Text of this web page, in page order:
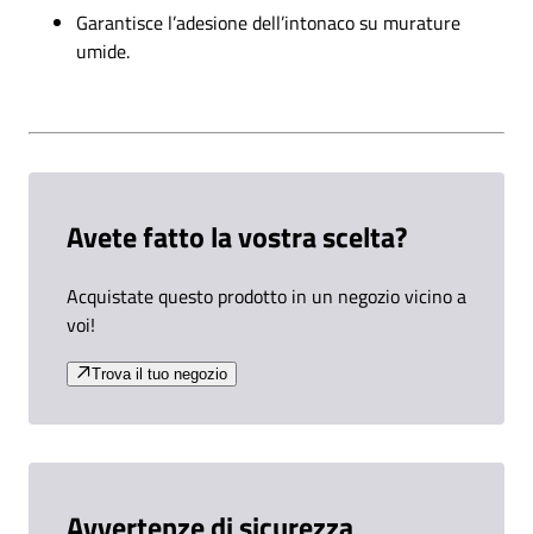
Garantisce l’adesione dell’intonaco su murature
umide.
Avete fatto la vostra scelta?
Acquistate questo prodotto in un negozio vicino a
voi!
Trova il tuo negozio